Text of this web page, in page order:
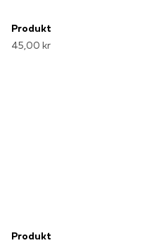
Produkt
45,00 kr
Produkt